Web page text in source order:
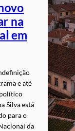
na
em
e até
Silva está
para o
da